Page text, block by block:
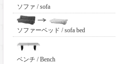
ソファ / sofa
ソファーベッド / sofa bed
ベンチ / Bench